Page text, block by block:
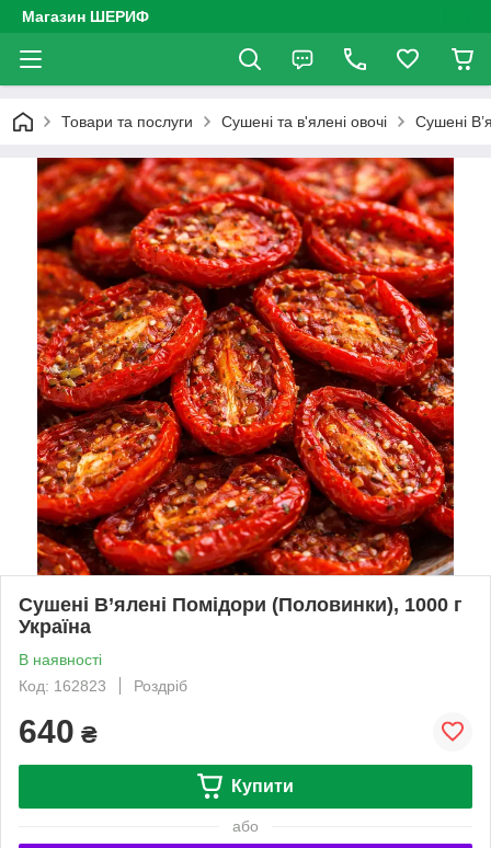
Магазин ШЕРИФ
Товари та послуги Сушені та в'ялені овочі Сушені
Сушені В’ялені Помідори (Половинки), 1000 г
Україна
В наявності
Код: 162823
Роздріб
640 ₴
Купити
або